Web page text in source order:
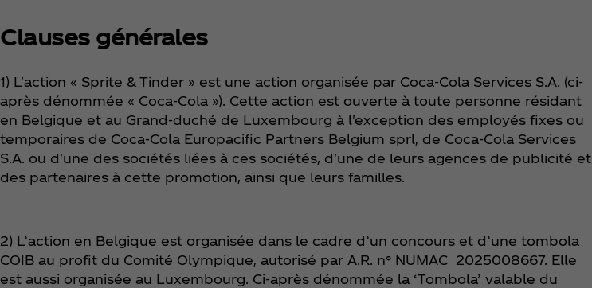
Clauses générales
1) L'action « Sprite & Tinder » est une action organisée par Coca‑Cola Services S.A. (ci-
après dénommée « Coca‑Cola »). Cette action est ouverte à toute personne résidant
en Belgique et au Grand-duché de Luxembourg à l'exception des employés fixes ou
temporaires de Coca‑Cola Europacific Partners Belgium sprl, de Coca‑Cola Services
S.A. ou d'une des sociétés liées à ces sociétés, d'une de leurs agences de publicité et
des partenaires à cette promotion, ainsi que leurs familles.
2) L’action en Belgique est organisée dans le cadre d’un concours et d’une tombola
COIB au profit du Comité Olympique, autorisé par A.R. n° NUMAC 2025008667. Elle
est aussi organisée au Luxembourg. Ci-après dénommée la ‘Tombola’ valable du